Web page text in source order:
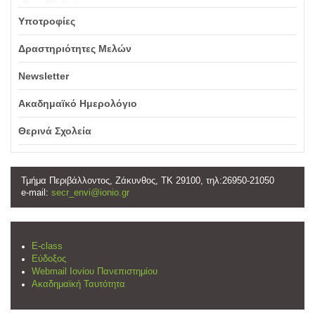
Υποτροφίες
Δραστηριότητες Μελών
Newsletter
Ακαδημαϊκό Ημερολόγιο
Θερινά Σχολεία
Τμήμα Περιβάλλοντος, Ζάκυνθος, ΤΚ 29100, τηλ:26950-21050
e-mail: secr_envi@ionio.gr
E-class
Εύδοξος
Webmail Ιονίου Πανεπιστημίου
Ακαδημαϊκή Ταυτότητα